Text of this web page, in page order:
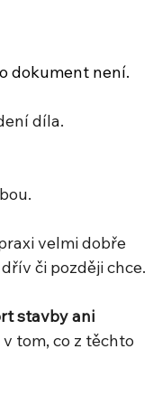
dokument není.
díla.
velmi dobře
či později chce.
stavby ani
tom, co z těchto